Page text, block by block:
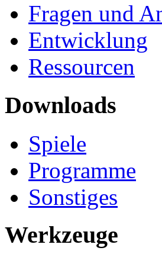
Fragen und
Entwicklung
Ressourcen
Downloads
Spiele
Programme
Sonstiges
Werkzeuge